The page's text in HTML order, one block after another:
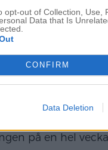
opt-out of Collection, Use,
Data that Is
CONFIRM
Data Deletion
så blev det
mitt i helgen
på en hel